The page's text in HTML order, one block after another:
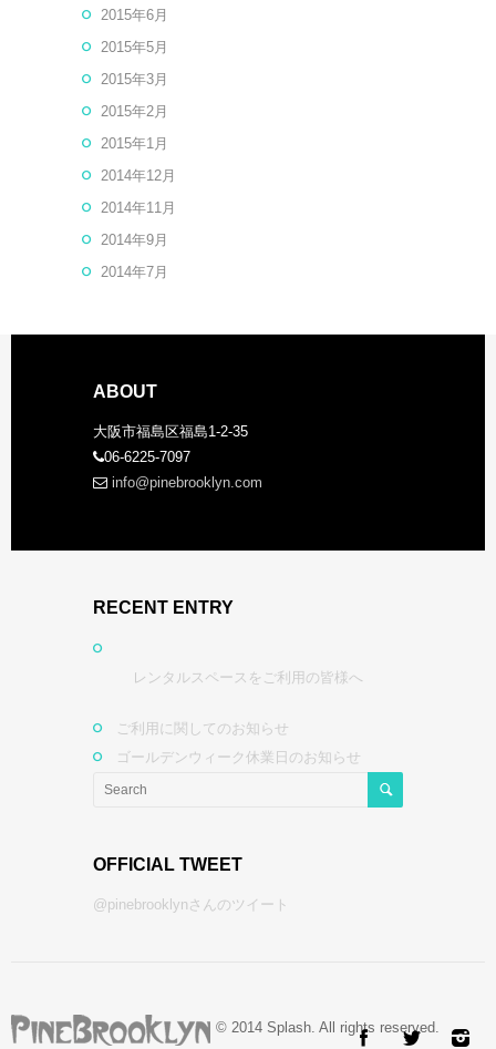
2015年6月
2015年5月
2015年3月
2015年2月
2015年1月
2014年12月
2014年11月
2014年9月
2014年7月
ABOUT
大阪市福島区福島1-2-35
06-6225-7097
info@pinebrooklyn.com
RECENT ENTRY
レンタルスペースをご利用の皆様へ
ご利用に関してのお知らせ
ゴールデンウィーク休業日のお知らせ
OFFICIAL TWEET
@pinebrooklynさんのツイート
© 2014 Splash. All rights reserved.